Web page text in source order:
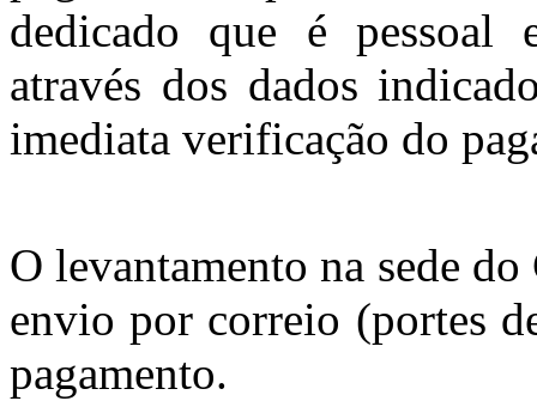
dedicado que é pessoal
através dos dados
imediata verificação do
O levantamento na sede
envio por correio (portes
pagamento.